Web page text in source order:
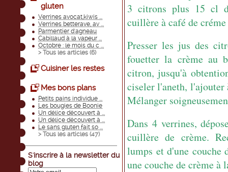
gluten
Verrines avocat,kiwis ...
Verrines betterave, av ...
Parmentier d'agneau
Cabillaud à la vapeur ...
Octobre : le mois du c ...
> Tous les articles (6)
Cuisiner les restes
Mes bons plans
Petits pains individue ...
Les bougies de Boonie
Un délice découvert à ...
Un délice découvert à ...
Le sans gluten fait so ...
> Tous les articles (47)
S'inscrire à la newsletter du
blog
3 citrons plus 15 cl
cuillère à café de
Presser les jus des
fouetter la crème au
citron, jusqu'à
ciseler l'aneth,
Mélanger
Dans 4 verrines,
cuillère de crème.
lumps et d'une couche
une couche de crème à